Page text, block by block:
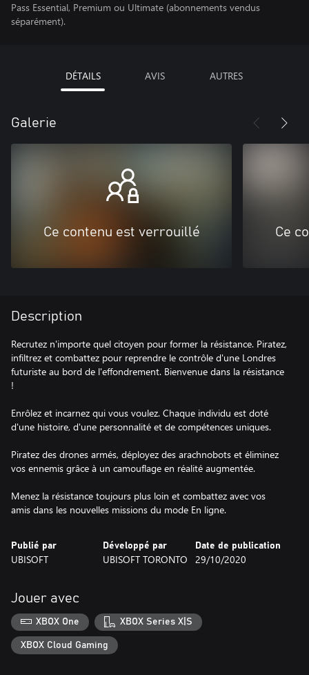
Pass Essential, Premium ou Ultimate (abonnements vendus
séparément).
DÉTAILS AVIS AUTRES
Galerie
Ce contenu est verrouillé Ce
Description
Recrutez n'importe quel citoyen pour former la résistance. Piratez,
infiltrez et combattez pour reprendre le contrôle d'une Londres
futuriste au bord de l'effondrement. Bienvenue dans la résistance
!
Enrôlez et incarnez qui vous voulez. Chaque individu est doté
d'une histoire, d'une personnalité et de compétences uniques.
Piratez des drones armés, déployez des arachnobots et éliminez
vos ennemis grâce à un camouflage en réalité augmentée.
Menez la résistance toujours plus loin et combattez avec vos
amis dans les nouvelles missions du mode En ligne.
Publié par
UBISOFT
Développé par
UBISOFT TORONTO
Date de publication
29/10/2020
Jouer avec
XBOX One XBOX Series X|S
XBOX Cloud Gaming